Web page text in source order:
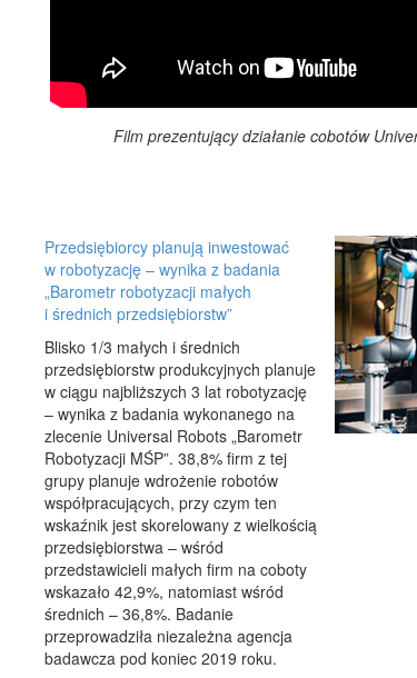
Film prezentujący działanie cobotów
Przedsiębiorcy planują inwestować
w robotyzację – wynika z badania
„Barometr robotyzacji małych
i średnich przedsiębiorstw”
Blisko 1/3 małych i średnich
przedsiębiorstw produkcyjnych planuje
w ciągu najbliższych 3 lat robotyzację
– wynika z badania wykonanego na
zlecenie Universal Robots „Barometr
Robotyzacji MŚP”. 38,8% firm z tej
grupy planuje wdrożenie robotów
współpracujących, przy czym ten
wskaźnik jest skorelowany z wielkością
przedsiębiorstwa – wśród
przedstawicieli małych firm na coboty
wskazało 42,9%, natomiast wśród
średnich – 36,8%. Badanie
przeprowadziła niezależna agencja
badawcza pod koniec 2019 roku.